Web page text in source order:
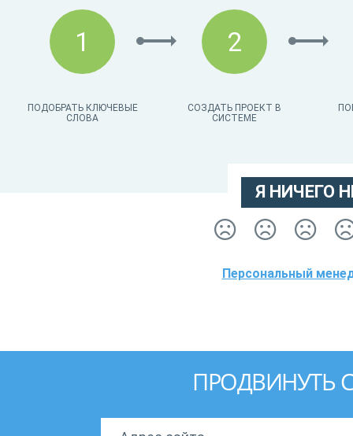
1
ПОДОБРАТЬ КЛЮЧЕВЫЕ
СЛОВА
2
СОЗДАТЬ ПРОЕКТ В
СИСТЕМЕ
Я НИЧЕГО
Персональный
ПРОДВИНУТЬ